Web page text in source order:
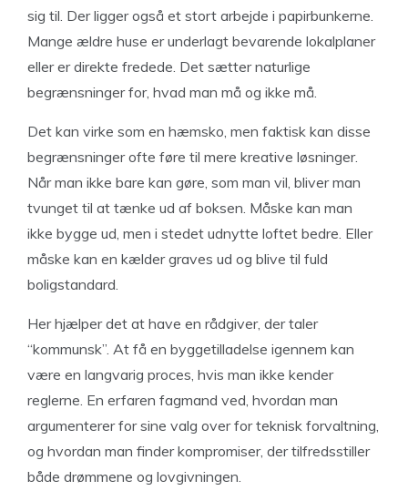
sig til. Der ligger også et stort arbejde i papirbunkerne.
Mange ældre huse er underlagt bevarende lokalplaner
eller er direkte fredede. Det sætter naturlige
begrænsninger for, hvad man må og ikke må.
Det kan virke som en hæmsko, men faktisk kan disse
begrænsninger ofte føre til mere kreative løsninger.
Når man ikke bare kan gøre, som man vil, bliver man
tvunget til at tænke ud af boksen. Måske kan man
ikke bygge ud, men i stedet udnytte loftet bedre. Eller
måske kan en kælder graves ud og blive til fuld
boligstandard.
Her hjælper det at have en rådgiver, der taler
“kommunsk”. At få en byggetilladelse igennem kan
være en langvarig proces, hvis man ikke kender
reglerne. En erfaren fagmand ved, hvordan man
argumenterer for sine valg over for teknisk forvaltning,
og hvordan man finder kompromiser, der tilfredsstiller
både drømmene og lovgivningen.